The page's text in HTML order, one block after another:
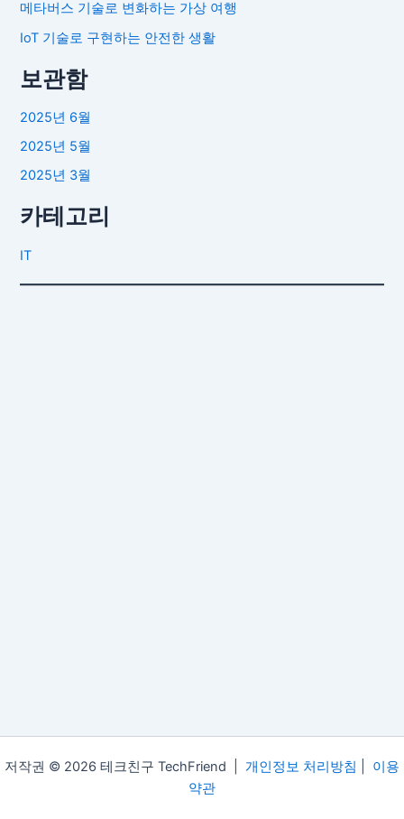
메타버스 기술로 변화하는 가상 여행
IoT 기술로 구현하는 안전한 생활
보관함
2025년 6월
2025년 5월
2025년 3월
카테고리
IT
저작권 © 2026 테크친구 TechFriend | 개인정보 처리방침
이용
약관